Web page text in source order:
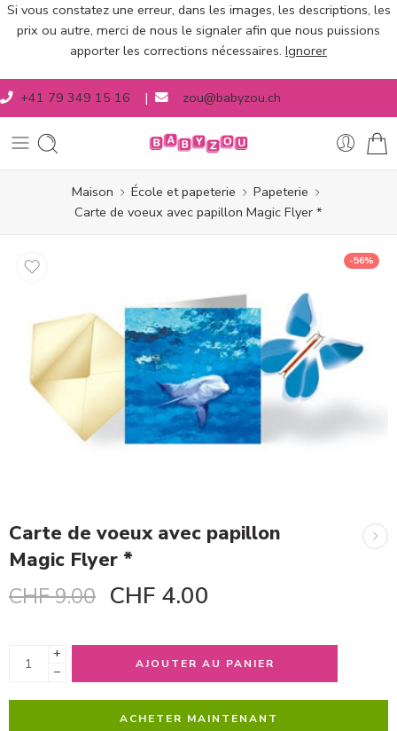
Si vous constatez une erreur, dans les images, les descriptions, les
prix ou autre, merci de nous le signaler afin que nous puissions
apporter les corrections nécessaires. Ignorer
+41 79 349 15 16 | zou@babyzou.ch
Maison École et papeterie
Papeterie
Carte de voeux avec papillon Magic Flyer *
-56%
Carte de voeux avec papillon
Magic Flyer *
CHF9.00 CHF 4.00
+
−
AJOUTER AU PANIER
ACHETER MAINTENANT